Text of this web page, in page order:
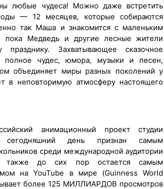
любые чудеса! Можно даже встретить
— 12 месяцев, которые собираются
так Маша и знакомится с маленьким
пока Медведь и другие лесные жители
празднику. Захватывающее сказочное
полное чудес, юмора, музыки и песен,
объединяет миры разных поколений у
в неповторимую атмосферу настоящего
анимационный проект студии
день признан самым
среди международной аудитории
также до сих пор остается самым
на YouTube в мире (Guinness World
более 125 МИЛЛИАРДОВ просмотров